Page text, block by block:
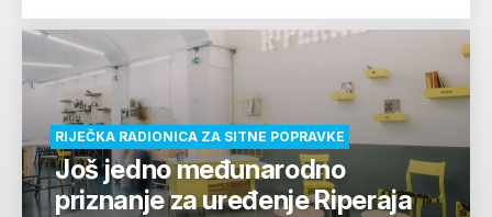
RIJEČKA RADIONICA ZA SITNE POPRAVKE
Još jedno međunarodno
priznanje za uređenje Riperaja